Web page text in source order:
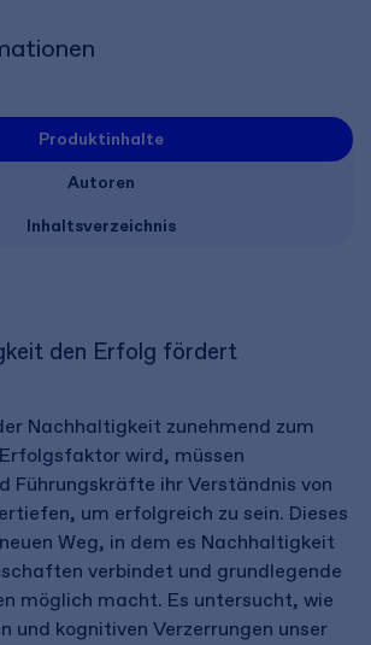
Produktinhalte
Autoren
Inhaltsverzeichnis
den Erfolg fördert
Nachhaltigkeit zunehmend zum
wird, müssen
Führungskräfte ihr Verständnis von
um erfolgreich zu sein. Dieses
Weg, in dem es Nachhaltigkeit
verbindet und grundlegende
möglich macht. Es untersucht, wie
und kognitiven Verzerrungen unser